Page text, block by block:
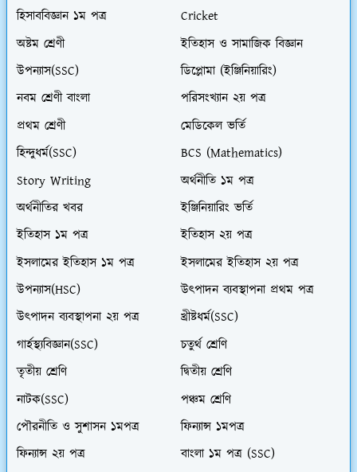
হিসাববিজ্ঞান ১ম পত্র
Cricket
অষ্টম শ্রেণী
ইতিহাস ও সামাজিক বিজ্ঞান
উপন্যাস(SSC)
ডিপ্লোমা (ইঞ্জিনিয়ারিং)
নবম শ্রেণী বাংলা
পরিসংখ্যান ২য় পত্র
প্রথম শ্রেণী
মেডিকেল ভর্তি
হিন্দুধর্ম(SSC)
BCS (Mathematics)
Story Writing
অর্থনীতি ১ম পত্র
অর্থনীতির খবর
ইঞ্জিনিয়ারিং ভর্তি
ইতিহাস ১ম পত্র
ইতিহাস ২য় পত্র
ইসলামের ইতিহাস ১ম পত্র
ইসলামের ইতিহাস ২য় পত্র
উপন্যাস(HSC)
উৎপাদন ব্যবস্থাপনা প্রথম পত্র
উৎপাদন ব্যবস্থাপনা ২য় পত্র
খ্রীষ্টধর্ম(SSC)
গার্হস্থ্যবিজ্ঞান(SSC)
চতুর্থ শ্রেণি
তৃতীয় শ্রেণি
দ্বিতীয় শ্রেণি
নাটক(SSC)
পঞ্চম শ্রেণি
পৌরনীতি ও সুশাসন ১মপত্র
ফিন্যান্স ১মপত্র
ফিন্যান্স ২য় পত্র
বাংলা ১ম পত্র (SSC)